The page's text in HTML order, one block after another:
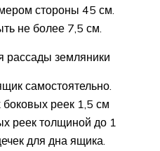
стороны 45 см.
не более 7,5 см.
рассады земляники
самостоятельно.
реек 1,5 см
реек толщиной до 1
для дна ящика.